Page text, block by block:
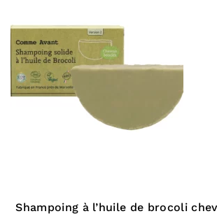
Shampoing à l’huile de brocoli